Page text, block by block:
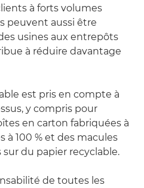
à forts volumes
peuvent aussi être
usines aux entrepôts
à réduire davantage
est pris en compte à
y compris pour
en carton fabriquées à
à 100 % et des macules
du papier recyclable.
de toutes les